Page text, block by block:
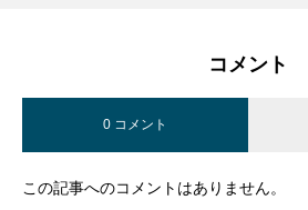
コメント
0 コメント
この記事へのコメントはありません。